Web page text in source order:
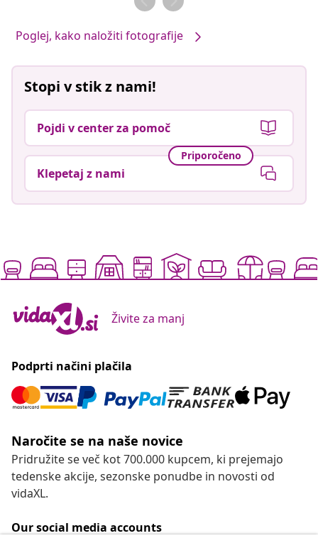
Poglej, kako naložiti fotografije
Stopi v stik z nami!
Pojdi v center za pomoč
Priporočeno
Klepetaj z nami
Živite za manj
Podprti načini plačila
Naročite se na naše novice
Pridružite se več kot 700.000 kupcem, ki prejemajo
tedenske akcije, sezonske ponudbe in novosti od
vidaXL.
Our social media accounts